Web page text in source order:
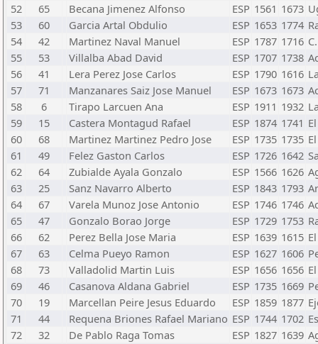
52
65 Becana Jimenez Alfonso ESP 1561 1673
53
60 Garcia Artal Obdulio ESP 1653 1774
54
42 Martinez Naval Manuel ESP 1787 1716
55
53 Villalba Abad David ESP 1707 1738
56
41 Lera Perez Jose Carlos ESP 1790 1616
57
71 Manzanares Saiz Jose Manuel ESP 1673 1673
58
6 Tirapo Larcuen Ana ESP 1911 1932
59
15 Castera Montagud Rafael ESP 1874 1741
60
68 Martinez Martinez Pedro Jose ESP 1735 1735
61
49 Felez Gaston Carlos ESP 1726 1642
62
64 Zubialde Ayala Gonzalo ESP 1566 1626
63
25 Sanz Navarro Alberto ESP 1843 1793
64
67 Varela Munoz Jose Antonio ESP 1746 1746
65
47 Gonzalo Borao Jorge ESP 1729 1753
66
62 Perez Bella Jose Maria ESP 1639 1615
67
63 Celma Pueyo Ramon ESP 1627 1606
68
73 Valladolid Martin Luis ESP 1656 1656
69
46 Casanova Aldana Gabriel ESP 1735 1669
70
19 Marcellan Peire Jesus Eduardo ESP 1859 1877
71
44 Requena Briones Rafael Mariano ESP 1744 1702
72
32 De Pablo Raga Tomas ESP 1827 1639